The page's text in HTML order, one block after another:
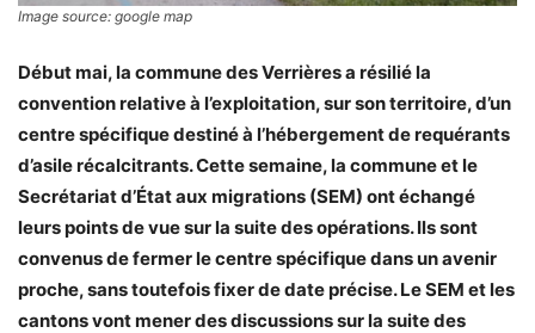
Image source: google map
Début mai, la commune des Verrières a résilié la
convention relative à l’exploitation, sur son territoire, d’un
centre spécifique destiné à l’hébergement de requérants
d’asile récalcitrants. Cette semaine, la commune et le
Secrétariat d’État aux migrations (SEM) ont échangé
leurs points de vue sur la suite des opérations. Ils sont
convenus de fermer le centre spécifique dans un avenir
proche, sans toutefois fixer de date précise. Le SEM et les
cantons vont mener des discussions sur la suite des